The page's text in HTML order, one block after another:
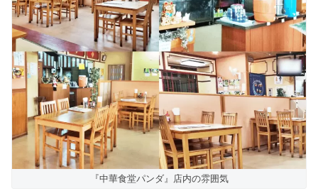
『中華食堂パンダ』店内の雰囲気